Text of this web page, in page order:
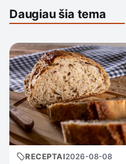
Daugiau šia tema
RECEPTAI2026-08-08